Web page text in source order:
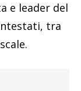
e leader del
tra